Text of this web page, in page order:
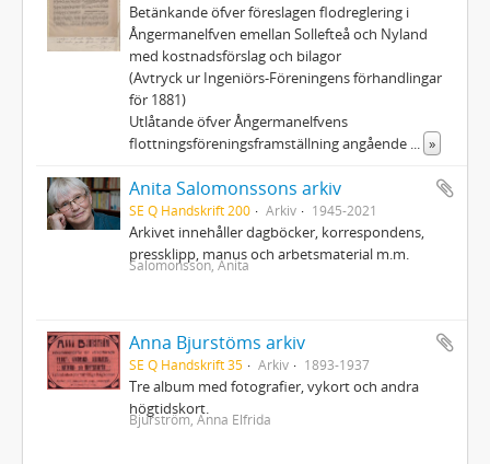
Betänkande öfver föreslagen flodreglering i
Ångermanelfven emellan Sollefteå och Nyland
med kostnadsförslag och bilagor
(Avtryck ur Ingeniörs-Föreningens förhandlingar
för 1881)
Utlåtande öfver Ångermanelfvens
flottningsföreningsframställning angående
»
Anita Salomonssons arkiv
SE Q Handskrift 200 Arkiv 1945-2021
Arkivet innehåller dagböcker, korrespondens,
pressklipp, manus och arbetsmaterial m.m.
Salomonsson, Anita
Anna Bjurstöms arkiv
SE Q Handskrift 35 Arkiv 1893-1937
Tre album med fotografier, vykort och andra
högtidskort.
Bjurström, Anna Elfrida